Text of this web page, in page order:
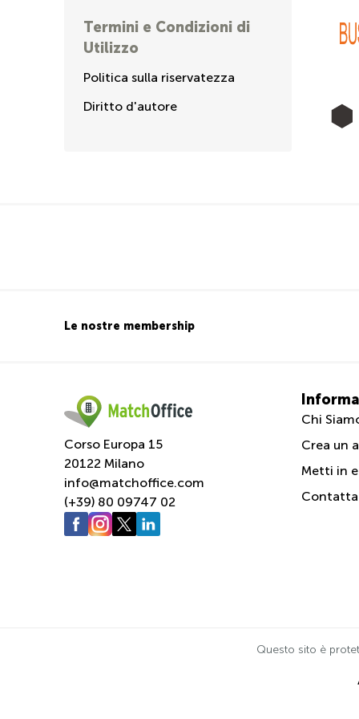
Termini e Condizioni di
Utilizzo
Politica sulla riservatezza
Diritto d'autore
Le nostre membership
Corso Europa 15
20122 Milano
info@matchoffice.com
(+39) 80 09747 02
Chi
Crea un
Metti in
Questo sito è